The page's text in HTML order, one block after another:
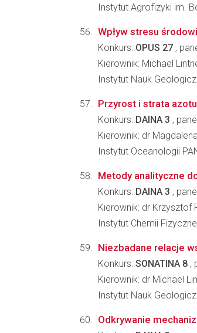
Instytut Agrofizyki im.
Wpływ stresu
Konkurs: OPUS 27 ,
Kierownik: Michael
Instytut Nauk
Przyrost i strata
Konkurs: DAINA 3 ,
Kierownik: dr
Instytut Oceanologii
Metody analityczne
Konkurs: DAINA 3 ,
Kierownik: dr Krzysztof
Instytut Chemii
Niezbadane relacje
Konkurs: SONATINA 8 ,
Kierownik: dr Michael
Instytut Nauk
Odkrywanie